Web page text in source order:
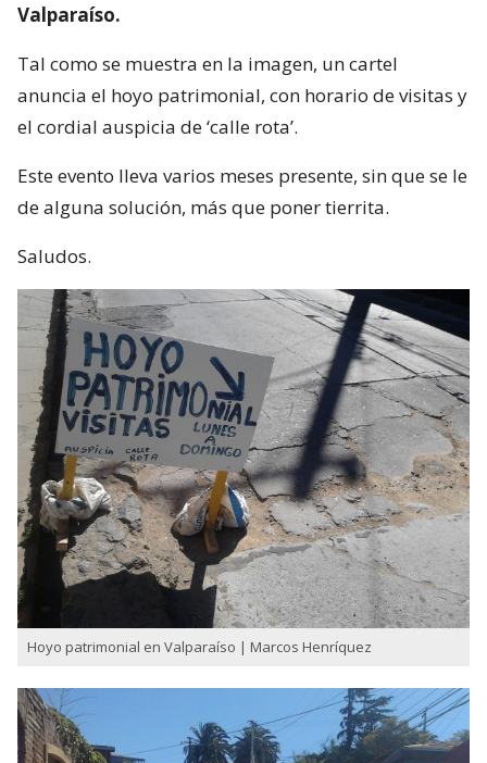
Valparaíso.
Tal como se muestra en la imagen, un cartel
anuncia el hoyo patrimonial, con horario de visitas y
el cordial auspicia de ‘calle rota’.
Este evento lleva varios meses presente, sin que se le
de alguna solución, más que poner tierrita.
Saludos.
Hoyo patrimonial en Valparaíso | Marcos Henríquez